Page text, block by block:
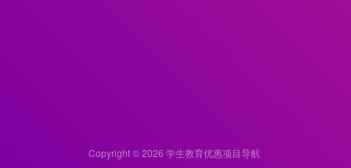
Copyright © 2026 学生教育优惠项目导航